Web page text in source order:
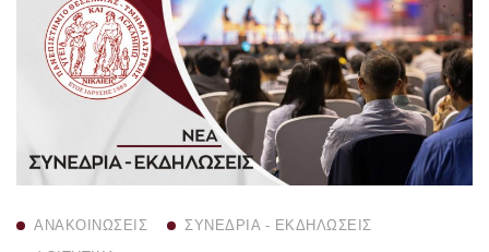
ΑΝΑΚΟΙΝΏΣΕΙΣ
ΣΥΝΈΔΡΙΑ - ΕΚΔΗΛΏΣΕΙΣ